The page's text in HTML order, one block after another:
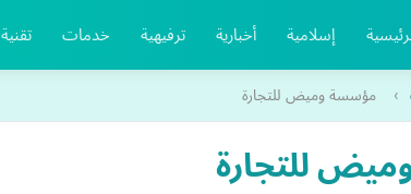
إسلامية أخبارية ترفيهية خدمات تقنية
› مؤسسة وميض للتجارة
للتجارة